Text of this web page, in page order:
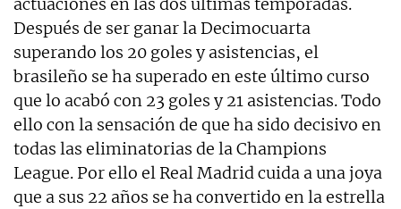
actuaciones en las dos últimas temporadas.
Después de ser ganar la Decimocuarta
superando los 20 goles y asistencias, el
brasileño se ha superado en este último curso
que lo acabó con 23 goles y 21 asistencias. Todo
ello con la sensación de que ha sido decisivo en
todas las eliminatorias de la Champions
League. Por ello el Real Madrid cuida a una joya
que a sus 22 años se ha convertido en la estrella